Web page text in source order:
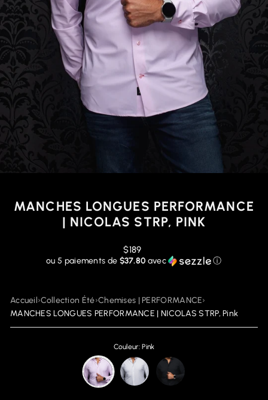
MANCHES LONGUES PERFORMANCE
| NICOLAS STRP, PINK
Prix
régulier
$189
ou 5 paiements de $37.80 avec ⓘ
Accueil›Collection Été›Chemises | PERFORMANCE›
MANCHES LONGUES PERFORMANCE | NICOLAS STRP, Pink
Couleur: Pink